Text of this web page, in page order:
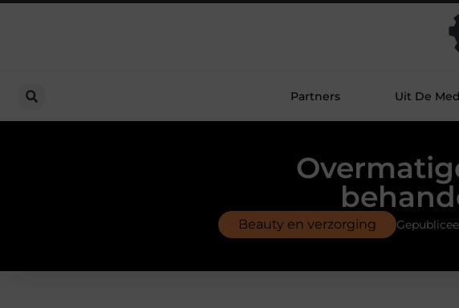
Partners Uit De
Beauty en verzorging